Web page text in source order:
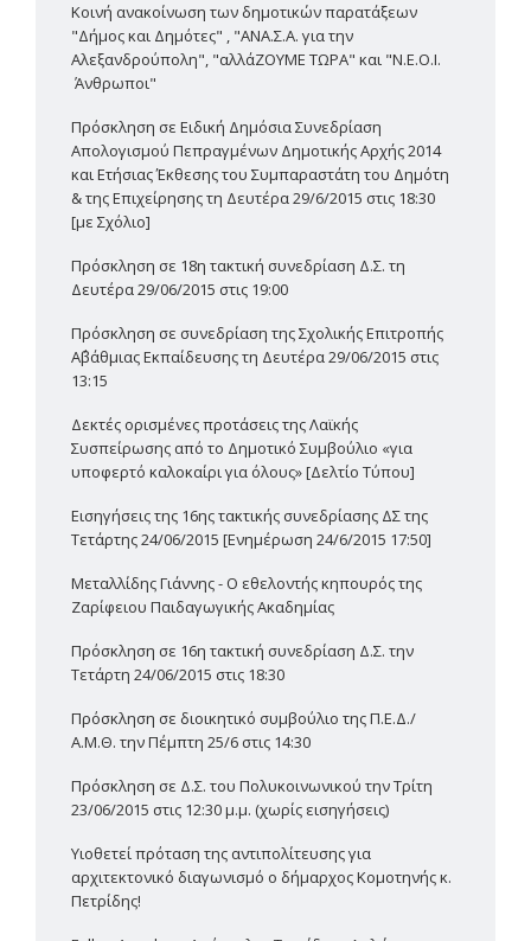
Κοινή ανακοίνωση των δημοτικών παρατάξεων
"Δήμος και Δημότες" , "ΑΝΑ.Σ.Α. για την
Αλεξανδρούπολη", "αλλάΖΟΥΜΕ ΤΩΡΑ" και "Ν.Ε.Ο.Ι.
Άνθρωποι"
Πρόσκληση σε Ειδική Δημόσια Συνεδρίαση
Απολογισμού Πεπραγμένων Δημοτικής Αρχής 2014
και Ετήσιας Έκθεσης του Συμπαραστάτη του Δημότη
& της Επιχείρησης τη Δευτέρα 29/6/2015 στις 18:30
[με Σχόλιο]
Πρόσκληση σε 18η τακτική συνεδρίαση Δ.Σ. τη
Δευτέρα 29/06/2015 στις 19:00
Πρόσκληση σε συνεδρίαση της Σχολικής Επιτροπής
Α΄βάθμιας Εκπαίδευσης τη Δευτέρα 29/06/2015 στις
13:15
Δεκτές ορισμένες προτάσεις της Λαϊκής
Συσπείρωσης από το Δημοτικό Συμβούλιο «για
υποφερτό καλοκαίρι για όλους» [Δελτίο Τύπου]
Εισηγήσεις της 16ης τακτικής συνεδρίασης ΔΣ της
Τετάρτης 24/06/2015 [Ενημέρωση 24/6/2015 17:50]
Μεταλλίδης Γιάννης - Ο εθελοντής κηπουρός της
Ζαρίφειου Παιδαγωγικής Ακαδημίας
Πρόσκληση σε 16η τακτική συνεδρίαση Δ.Σ. την
Τετάρτη 24/06/2015 στις 18:30
Πρόσκληση σε διοικητικό συμβούλιο της Π.Ε.Δ./
Α.Μ.Θ. την Πέμπτη 25/6 στις 14:30
Πρόσκληση σε Δ.Σ. του Πολυκοινωνικού την Τρίτη
23/06/2015 στις 12:30 μ.μ. (χωρίς εισηγήσεις)
Υιοθετεί πρόταση της αντιπολίτευσης για
αρχιτεκτονικό διαγωνισμό ο δήμαρχος Κομοτηνής κ.
Πετρίδης!